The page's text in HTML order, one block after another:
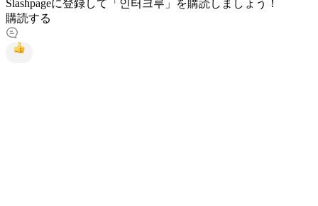
Slashpageに登録して「인터크루」を購読しましょう！
購読する